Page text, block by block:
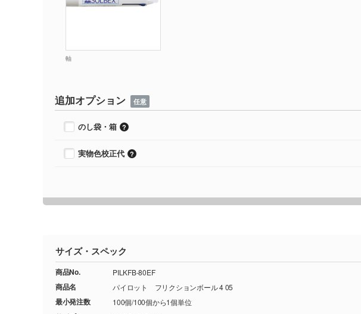
軸
追加オプション 任意
のし袋・箱
実物色校正代
サイズ・スペック
商品No. PILKFB-80EF
商品名 パイロット フリクションボール 4 05
最小発注数 100個/100個から1個単位